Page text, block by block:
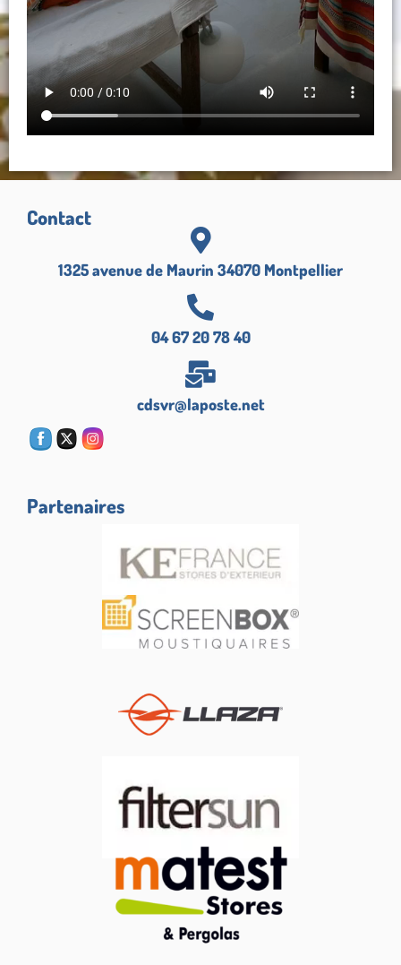
Contact
1325 avenue de Maurin 34070 Montpellier
04 67 20 78 40
cdsvr@laposte.net
Partenaires